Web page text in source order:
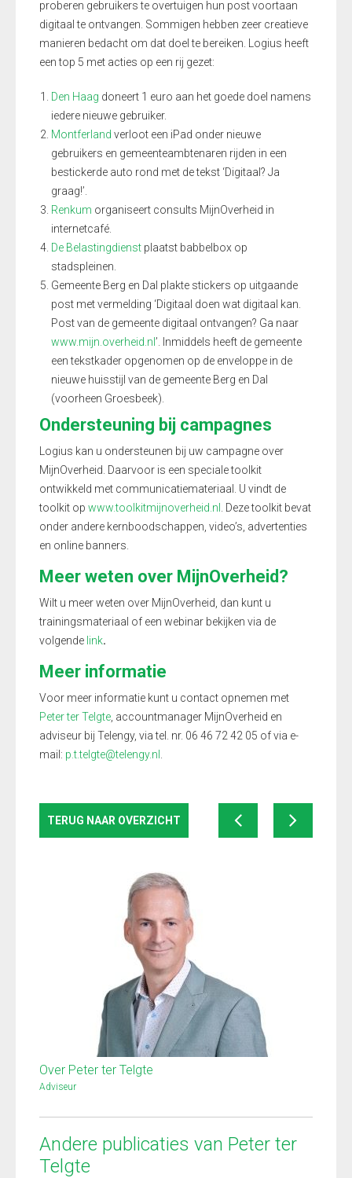
proberen gebruikers te overtuigen hun post voortaan
digitaal te ontvangen. Sommigen hebben zeer creatieve
manieren bedacht om dat doel te bereiken. Logius heeft
een top 5 met acties op een rij gezet:
Den Haag doneert 1 euro aan het goede doel namens
iedere nieuwe gebruiker.
Montferland verloot een iPad onder nieuwe
gebruikers en gemeenteambtenaren rijden in een
bestickerde auto rond met de tekst ‘Digitaal? Ja
graag!’.
Renkum organiseert consults MijnOverheid in
internetcafé.
De Belastingdienst plaatst babbelbox op
stadspleinen.
Gemeente Berg en Dal plakte stickers op uitgaande
post met vermelding ‘Digitaal doen wat digitaal kan.
Post van de gemeente digitaal ontvangen? Ga naar
www.mijn.overheid.nl ’. Inmiddels heeft de gemeente
een tekstkader opgenomen op de enveloppe in de
nieuwe huisstijl van de gemeente Berg en Dal
(voorheen Groesbeek).
Ondersteuning bij campagnes
Logius kan u ondersteunen bij uw campagne over
MijnOverheid. Daarvoor is een speciale toolkit
ontwikkeld met communicatiemateriaal. U vindt de
toolkit op www.toolkitmijnoverheid.nl
. Deze toolkit bevat
onder andere kernboodschappen, video’s, advertenties
en online banners.
Meer weten over MijnOverheid?
Wilt u meer weten over MijnOverheid, dan kunt u
trainingsmateriaal of een webinar bekijken via de
volgende link.
Meer informatie
Voor meer informatie kunt u contact opnemen met
Peter ter Telgte , accountmanager MijnOverheid en
adviseur bij Telengy, via tel. nr. 06 46 72 42 05 of via e-
mail: p.t.telgte@telengy.nl
TERUG NAAR OVERZICHT
Over Peter ter Telgte
Adviseur
Andere publicaties van Peter ter
Telgte